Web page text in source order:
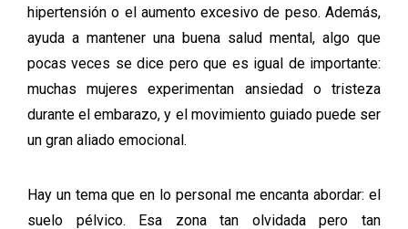
hipertensión o el aumento excesivo de peso. Además,
ayuda a mantener una buena salud mental, algo que
pocas veces se dice pero que es igual de importante:
muchas mujeres experimentan ansiedad o tristeza
durante el embarazo, y el movimiento guiado puede ser
un gran aliado emocional.
Hay un tema que en lo personal me encanta abordar: el
suelo pélvico. Esa zona tan olvidada pero tan